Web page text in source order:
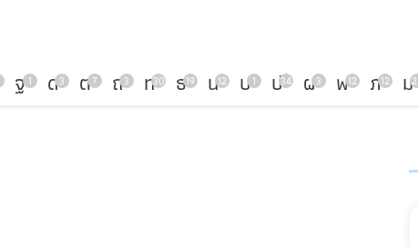
ฐ1 ด3 ต7 ถ3 ท30 ธ19 น12 บ1 ป34 ผ3 พ12 ภ12 ม